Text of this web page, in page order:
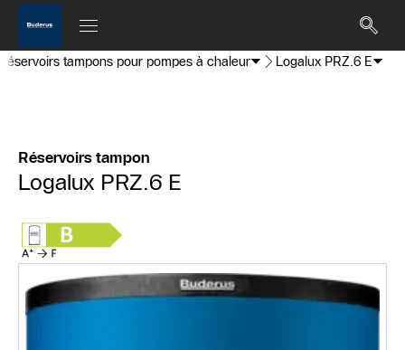
tampons pour pompes à chaleur Logalux PRZ.6 E
Réservoirs tampon
Logalux PRZ.6 E